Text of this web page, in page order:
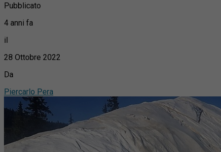
Pubblicato
4 anni fa
il
28 Ottobre 2022
Da
Piercarlo Pera